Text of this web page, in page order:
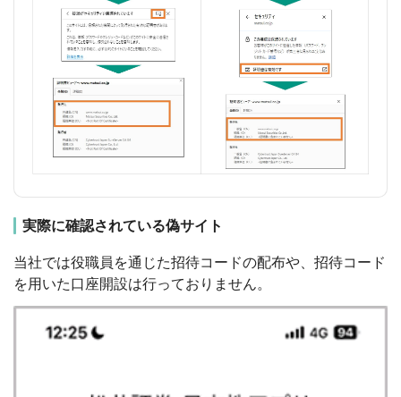
実際に確認されている偽サイト
当社では役職員を通じた招待コードの配布や、招待コード
を用いた口座開設は行っておりません。